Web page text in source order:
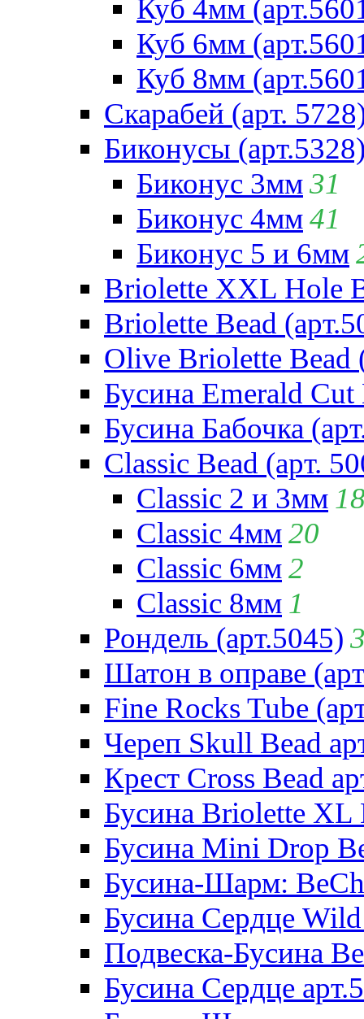
Куб 4мм
Куб 6мм
Куб 8мм
Скарабей (арт.
Биконусы
Биконус 3мм31
Биконус 4мм41
Биконус 5 и 6мм
Briolette XXL Hole
Briolette Bead
Olive Briolette Bead
Бусина Emerald Cut
Бусина Бабочка
Classic Bead (арт.
Classic 2 и 3мм
Classic 4мм20
Classic 6мм2
Classic 8мм 1
Рондель (арт.5045)
Шатон в оправе
Fine Rocks Tube
Череп Skull Bead
Крест Cross Bead
Бусина Briolette XL
Бусина Mini Drop
Бусина-Шарм:
Бусина Сердце
Подвеска-Бусина
Бусина Сердце